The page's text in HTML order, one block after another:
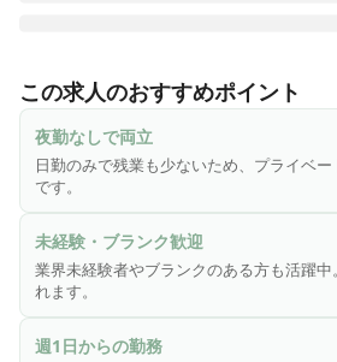
デイサービスにおける看護業務全般を
・ご利用者の健康管理、服薬管理
・傷や褥瘡(床ずれ)処置、浴後の軟膏
・機能訓練の計画策定や訓練実務、モ
・口腔機能の計画策定・訓練実務、モ
・介護業務の補助
・各種記録
・ご利用者やご家族への相談援助
・その他、上記に付帯する業務
この求人のおすすめポイント
夜勤なしで両立
日勤のみで残業も少ないため、プライベ
です。
未経験・ブランク歓迎
業界未経験者やブランクのある方も活躍
れます。
週1日からの勤務